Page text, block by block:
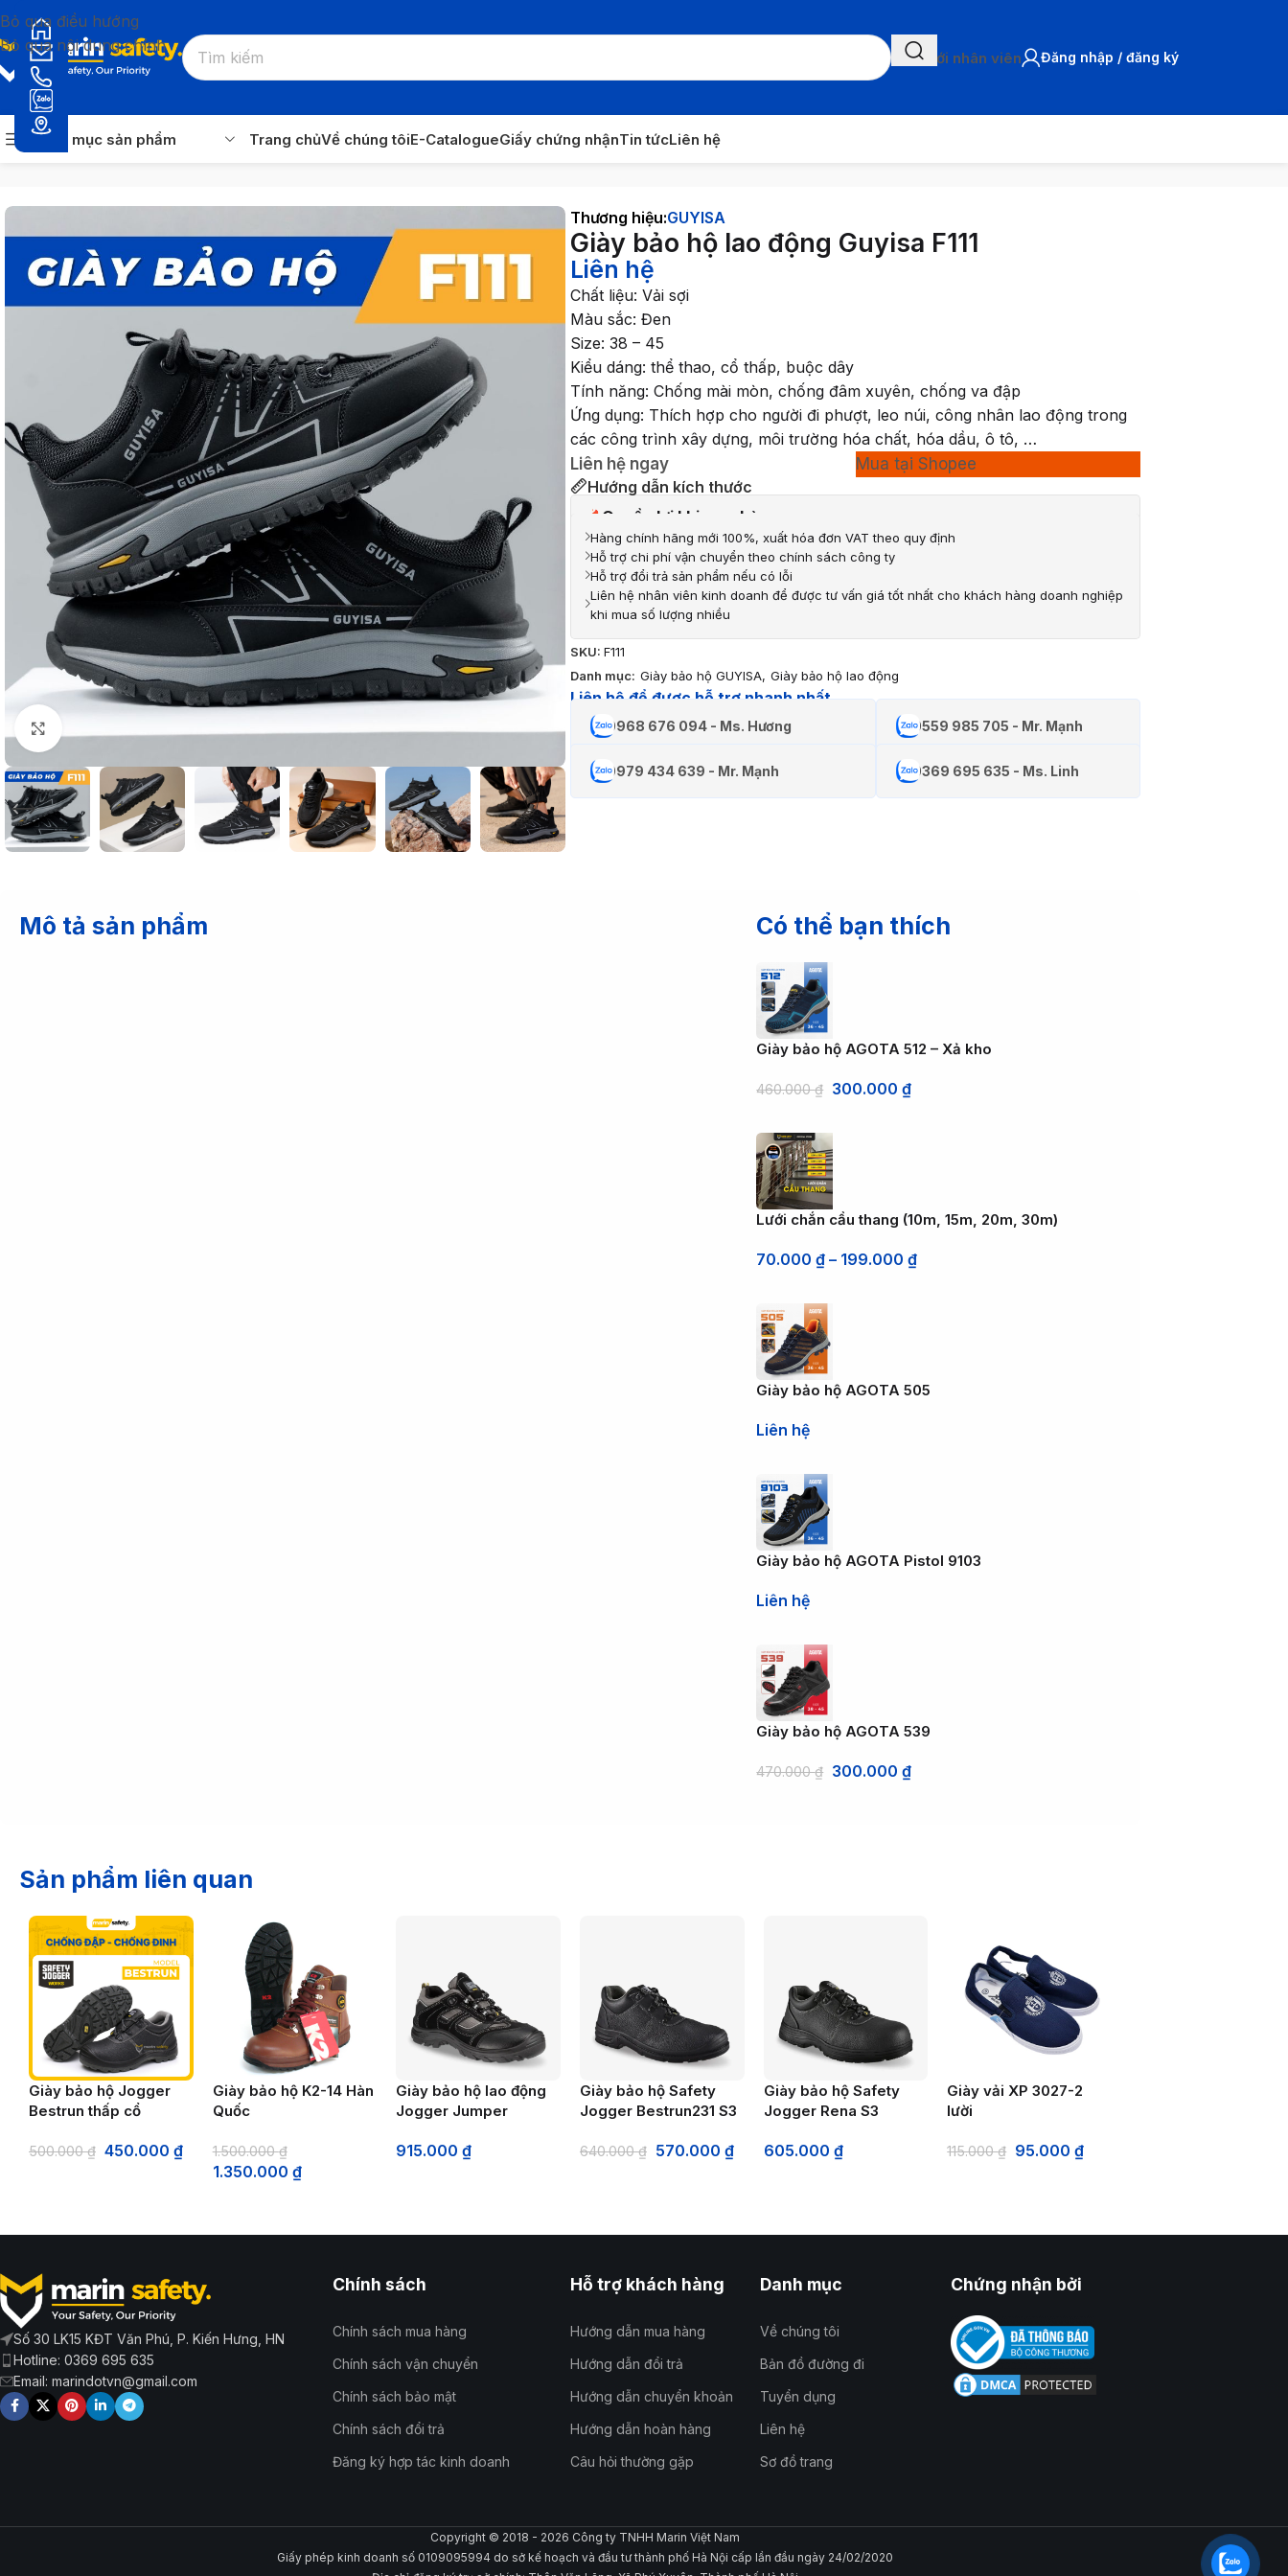
Bỏ qua điều hướng
Bỏ qua nội dung chính
Chat với nhân viên Đăng nhập / đăng ký
Danh mục sản phẩm Trang chủVề chúng tôiE-CatalogueGiấy chứng nhậnTin tứcLiên hệ
Trang chủ Sản phẩm Giày bảo hộ lao động/Giày bảo hộ GUYISA/Giày bảo hộ lao động Guyisa F111
Thương hiệu:GUYISA
Giày bảo hộ lao động Guyisa F111
Liên hệ
Chất liệu: Vải sợi
Màu sắc: Đen
Size: 38 – 45
Kiểu dáng: thể thao, cổ thấp, buộc dây
Tính năng: Chống mài mòn, chống đâm xuyên, chống va đập
Ứng dụng: Thích hợp cho người đi phượt, leo núi, công nhân lao động trong
các công trình xây dựng, môi trường hóa chất, hóa dầu, ô tô, …
Liên hệ ngay
Mua tại Shopee
Hướng dẫn kích thước
Quyền lợi khi mua hàng
Hàng chính hãng mới 100%, xuất hóa đơn VAT theo quy định
Hỗ trợ chi phí vận chuyển theo chính sách công ty
Hỗ trợ đổi trả sản phẩm nếu có lỗi
Liên hệ nhân viên kinh doanh để được tư vấn giá tốt nhất cho khách hàng doanh nghiệp
khi mua số lượng nhiều
SKU: F111
Danh mục: Giày bảo hộ GUYISA, Giày bảo hộ lao động
Liên hệ để được hỗ trợ nhanh nhất
0968 676 094 - Ms. Hương 0559 985 705 - Mr. Mạnh
0979 434 639 - Mr. Mạnh 0369 695 635 - Ms. Linh
Mô tả sản phẩm Có thể bạn thích
Giày bảo hộ AGOTA 512 – Xả kho
460.000₫ 300.000₫
Lưới chắn cầu thang (10m, 15m, 20m, 30m)
70.000₫ – 199.000₫
Giày bảo hộ AGOTA 505
Liên hệ
Giày bảo hộ AGOTA Pistol 9103
Liên hệ
Giày bảo hộ AGOTA 539
470.000₫ 300.000₫
Sản phẩm liên quan
Giày bảo hộ Jogger
Bestrun thấp cổ
500.000₫ 450.000 ₫
Giày bảo hộ K2-14 Hàn
Quốc
1.500.000₫
1.350.000 ₫
Giày bảo hộ lao động
Jogger Jumper
915.000₫
Giày bảo hộ Safety
Jogger Bestrun231 S3
640.000₫ 570.000 ₫
Giày bảo hộ Safety
Jogger Rena S3
605.000 ₫
Giày vải XP 3027-2
lười
115.000₫ 95.000₫
Số 30 LK15 KĐT Văn Phú, P. Kiến Hưng, HN
Hotline: 0369 695 635
Email: marindotvn@gmail.com
Chính sách
Chính sách mua hàng
Chính sách vận chuyển
Chính sách bảo mật
Chính sách đổi trả
Đăng ký hợp tác kinh doanh
Hỗ trợ khách hàng
Hướng dẫn mua hàng
Hướng dẫn đổi trả
Hướng dẫn chuyển khoản
Hướng dẫn hoàn hàng
Câu hỏi thường gặp
Danh mục
Về chúng tôi
Bản đồ đường đi
Tuyển dụng
Liên hệ
Sơ đồ trang
Chứng nhận bởi
Copyright © 2018 - 2026 Công ty TNHH Marin Việt Nam
Giấy phép kinh doanh số 0109095994 do sở kế hoạch và đầu tư thành phố Hà Nội cấp lần đầu ngày 24/02/2020